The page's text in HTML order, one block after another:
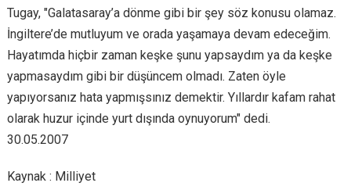
Tugay, "Galatasaray’a dönme gibi bir şey söz konusu olamaz.
İngiltere’de mutluyum ve orada yaşamaya devam edeceğim.
Hayatımda hiçbir zaman keşke şunu yapsaydım ya da keşke
yapmasaydım gibi bir düşüncem olmadı. Zaten öyle
yapıyorsanız hata yapmışsınız demektir. Yıllardır kafam rahat
olarak huzur içinde yurt dışında oynuyorum" dedi.
30.05.2007
Kaynak : Milliyet